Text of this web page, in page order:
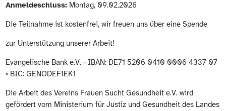
Anmeldeschluss: Montag, 09.02.2026
Die Teilnahme ist kostenfrei, wir freuen uns über eine Spende
zur Unterstützung unserer Arbeit!
Evangelische Bank e.V. ◦ IBAN: DE71 5206 0410 0006 4337 07
◦ BIC: GENODEF1EK1
Die Arbeit des Vereins Frauen Sucht Gesundheit e.V. wird
gefördert vom Ministerium für Justiz und Gesundheit des Landes